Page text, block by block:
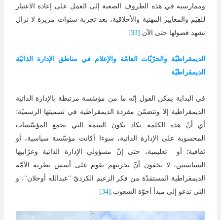
وممارسيه في هذه الظروف الصعبة إلى العمل على إعادة الاعتبار
للقِيَم والمعايير المهنية والأخلاقية، بعد تجربة سنوات مريرة لا نزال
نشهد فصولها حتى الآن. [33]
الديمقراطيّة والحرّيّات العامّة والإعلام في مناطق الإدارة الذاتيّة
الديمقراطيّة
في البداية يمكن القول إنّه ما من مؤسّسة مرتبطة بالإدارة الذاتية
الديمقراطية إلا وتتضمّن مفردة الديمقراطية في تسميتها الرسميّة؛
أي أنّ هذه الكلمة تكاد تكون السمة التي تجمع المؤسّسات
المحسوبة على الإدارة الذاتية، سوءا أكانت مؤسّسة سياسية، أو
ثقافية؛ أو تعليمية، حتى إنّ مسؤولي الإدارة الذاتية وعرّابيها
السياسيين، لا يخفون أنّ تجربتهم تقوم على أسس نظرية الأمّة
الديمقراطية المستمَدّة من فكر الزعيم الكرديّ "عبدالله أوجلان"، و
التي تدعو إلى مبدأ أخوّة الشعوب. [34]